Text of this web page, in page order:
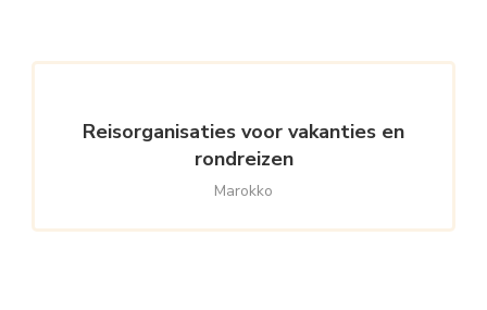
Reisorganisaties voor vakanties en
rondreizen
Marokko